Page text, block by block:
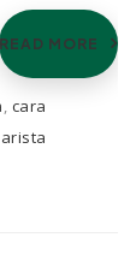
READ MORE
, cara